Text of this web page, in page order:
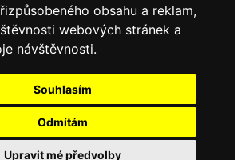
obsahu a reklam,
webových stránek a
návštěvnosti.
Souhlasím
Odmítám
Upravit mé předvolby